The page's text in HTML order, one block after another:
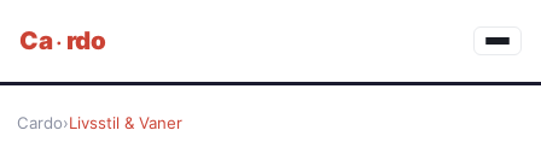
Ca· rdo
Cardo›Livsstil & Vaner